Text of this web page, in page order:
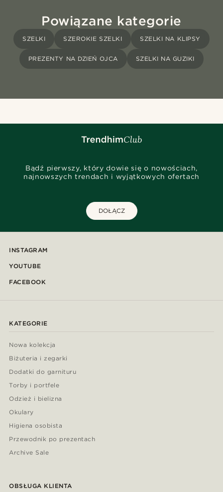
Powiązane kategorie
SZELKI SZEROKIE SZELKI SZELKI NA KLIPSY
PREZENTY NA DZIEŃ OJCA SZELKI NA GUZIKI
Bądź pierwszy, który dowie się o nowościach,
najnowszych trendach i wyjątkowych ofertach
DOŁĄCZ
INSTAGRAM
YOUTUBE
FACEBOOK
KATEGORIE
Nowa kolekcja
Biżuteria i zegarki
Dodatki do garnituru
Torby i portfele
Odzież i bielizna
Okulary
Higiena osobista
Przewodnik po prezentach
Archive Sale
OBSŁUGA KLIENTA